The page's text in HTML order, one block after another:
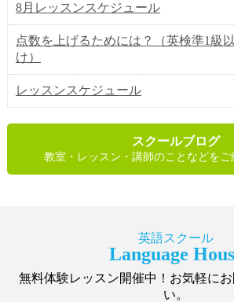
8月レッスンスケジュール
点数を上げるためには？（英検準1級
け）
レッスンスケジュール
スクールブログ
教室・レッスン・講師のことなどをご
英語スクール
Language
無料体験レッスン開催中！お気軽に
い。